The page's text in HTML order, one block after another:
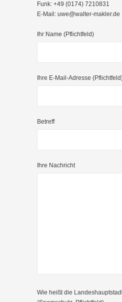
Funk: +49 (0174) 7210831
E-Mail: uwe@walter-makler.de
Ihr Name (Pflichtfeld)
Ihre E-Mail-Adresse
Betreff
Ihre Nachricht
Wie heißt die